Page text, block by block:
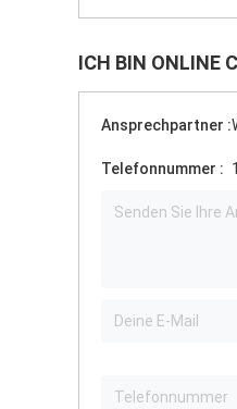
ICH BIN ONLINE
Ansprechpartner :
Telefonnummer :